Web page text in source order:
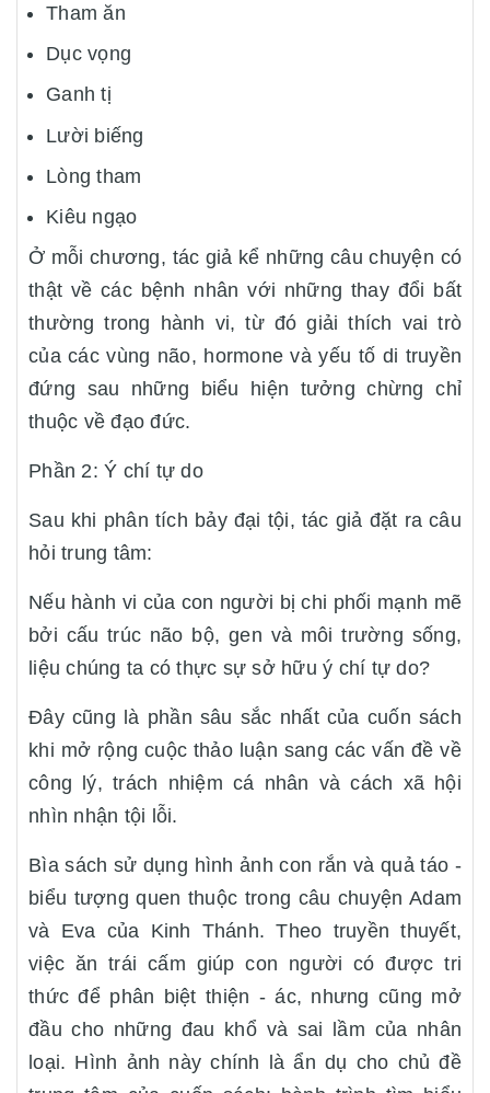
Tham ăn
Dục vọng
Ganh tị
Lười biếng
Lòng tham
Kiêu ngạo
Ở mỗi chương, tác giả kể những câu chuyện có
thật về các bệnh nhân với những thay đổi bất
thường trong hành vi, từ đó giải thích vai trò
của các vùng não, hormone và yếu tố di truyền
đứng sau những biểu hiện tưởng chừng chỉ
thuộc về đạo đức.
Phần 2: Ý chí tự do
Sau khi phân tích bảy đại tội, tác giả đặt ra câu
hỏi trung tâm:
Nếu hành vi của con người bị chi phối mạnh mẽ
bởi cấu trúc não bộ, gen và môi trường sống,
liệu chúng ta có thực sự sở hữu ý chí tự do?
Đây cũng là phần sâu sắc nhất của cuốn sách
khi mở rộng cuộc thảo luận sang các vấn đề về
công lý, trách nhiệm cá nhân và cách xã hội
nhìn nhận tội lỗi.
Bìa sách sử dụng hình ảnh con rắn và quả táo -
biểu tượng quen thuộc trong câu chuyện Adam
và Eva của Kinh Thánh. Theo truyền thuyết,
việc ăn trái cấm giúp con người có được tri
thức để phân biệt thiện - ác, nhưng cũng mở
đầu cho những đau khổ và sai lầm của nhân
loại. Hình ảnh này chính là ẩn dụ cho chủ đề